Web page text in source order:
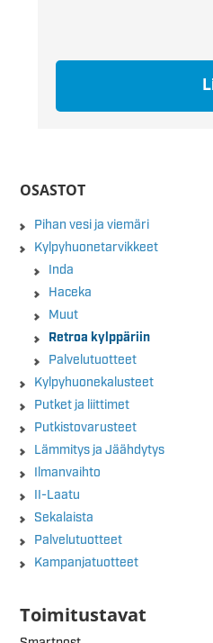
OSASTOT
Pihan vesi ja viemäri
Kylpyhuonetarvikkeet
Inda
Haceka
Muut
Retroa kylppäriin
Palvelutuotteet
Kylpyhuonekalusteet
Putket ja liittimet
Putkistovarusteet
Lämmitys ja Jäähdytys
Ilmanvaihto
II-Laatu
Sekalaista
Palvelutuotteet
Kampanjatuotteet
Toimitustavat